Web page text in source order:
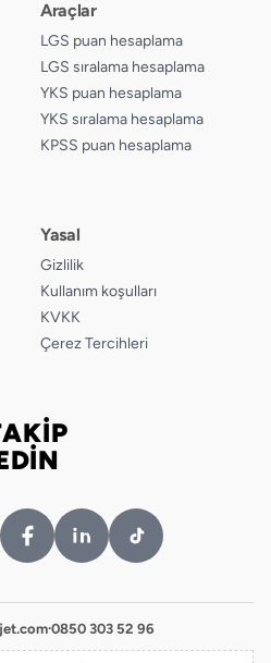
C
C
Araçlar
LGS puan hesaplama
LGS sıralama hesaplama
YKS puan hesaplama
YKS sıralama hesaplama
KPSS puan hesaplama
Yasal
Gizlilik
Kullanım koşulları
KVKK
Çerez Tercihleri
·0850 303 52 96